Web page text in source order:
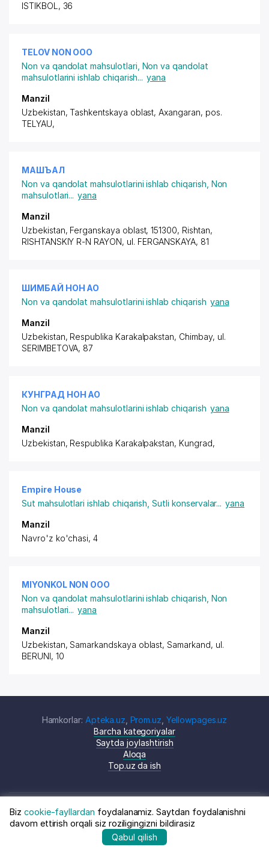
ISTIKBOL , 36
TELOV NON ООО
Non va qandolat mahsulotlari Non va qandolat
mahsulotlarini ishlab chiqarish... yana
Manzil
Uzbekistan, Tashkentskaya oblast, Axangaran, pos.
TELYAU,
МАШЪАЛ
Non va qandolat mahsulotlarini ishlab chiqarish Non
mahsulotlari... yana
Manzil
Uzbekistan, Ferganskaya oblast, 151300, Rishtan,
RISHTANSKIY R-N RAYON, ul. FERGANSKAYA, 81
ШИМБАЙ НОН АО
Non va qandolat mahsulotlarini ishlab chiqarish yana
Manzil
Uzbekistan, Respublika Karakalpakstan, Chimbay, ul.
SERIMBETOVA, 87
КУНГРАД НОН АО
Non va qandolat mahsulotlarini ishlab chiqarish yana
Manzil
Uzbekistan, Respublika Karakalpakstan, Kungrad,
Empire House
Sut mahsulotlari ishlab chiqarish ,Sutli konservalar... yana
Manzil
Navro'z ko'chasi, 4
MIYONKOL NON ООО
Non va qandolat mahsulotlarini ishlab chiqarish Non
mahsulotlari... yana
Manzil
Uzbekistan, Samarkandskaya oblast, Samarkand, ul.
BERUNI, 10
Hamkorlar: Apteka.uz Prom.uz ,Yellowpages.uz
Barcha kategoriyalar
Saytda joylashtirish
Aloqa
Top.uz da ish
© Top.uz, 2024 O'zbekiston kompaniyalari
Shartnoma
Biz cookie-fayllardan foydalanamiz. Saytdan foydalanishni
davom ettirish orqali siz roziligingizni bildirasiz
Qabul qilish